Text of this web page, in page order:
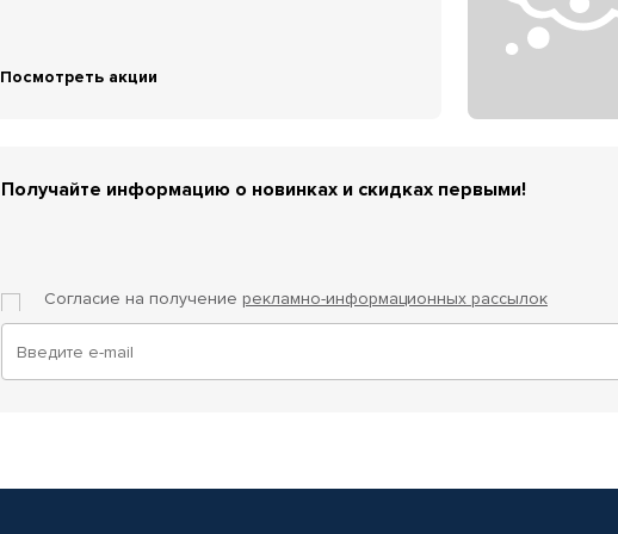
Посмотреть акции
Получайте информацию о новинках и скидках первыми!
Согласие на получение рекламно-информационных рассылок